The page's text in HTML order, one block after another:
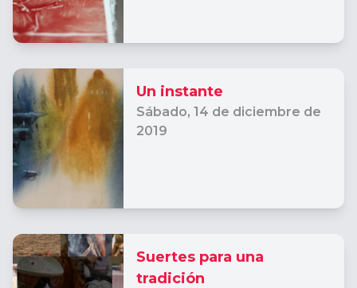
Un instante
Sábado, 14 de diciembre de
2019
Suertes para una
tradición